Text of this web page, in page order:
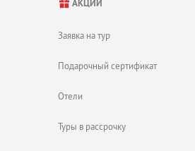
АКЦИИ
Заявка на тур
Подарочный сертификат
Отели
Туры в рассрочку